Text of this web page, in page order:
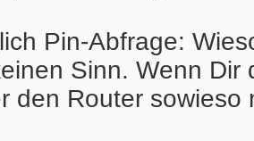
Pin-Abfrage:
Sinn. Wenn
den Router sowieso